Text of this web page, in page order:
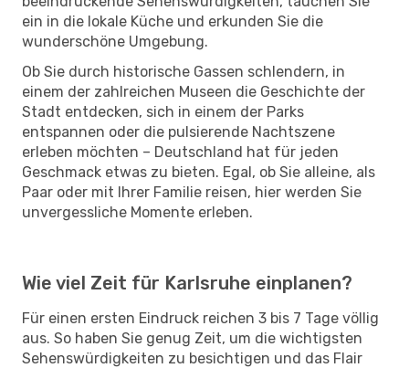
ein in die lokale Küche und erkunden Sie die
wunderschöne Umgebung.
Ob Sie durch historische Gassen schlendern, in
einem der zahlreichen Museen die Geschichte der
Stadt entdecken, sich in einem der Parks
entspannen oder die pulsierende Nachtszene
erleben möchten – Deutschland hat für jeden
Geschmack etwas zu bieten. Egal, ob Sie alleine, als
Paar oder mit Ihrer Familie reisen, hier werden Sie
unvergessliche Momente erleben.
Wie viel Zeit für Karlsruhe einplanen?
Für einen ersten Eindruck reichen 3 bis 7 Tage völlig
aus. So haben Sie genug Zeit, um die wichtigsten
Sehenswürdigkeiten zu besichtigen und das Flair